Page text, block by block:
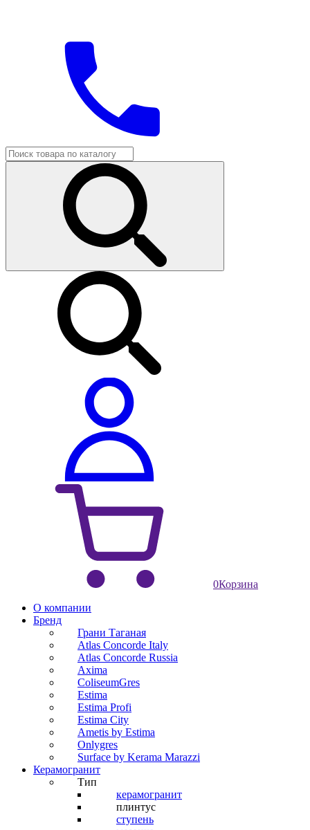
0Корзина
О компании
Бренд
Грани Таганая
Atlas Concorde Italy
Atlas Concorde Russia
Axima
ColiseumGres
Estima
Estima Profi
Estima City
Ametis by Estima
Onlygres
Surface by Kerama Marazzi
Керамогранит
Тип
керамогранит
плинтус
ступень